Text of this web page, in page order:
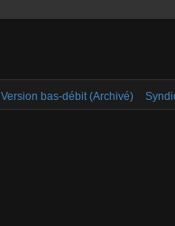
Version bas-débit (Archivé)